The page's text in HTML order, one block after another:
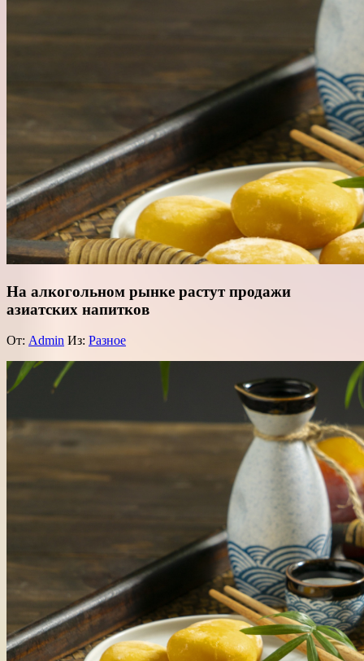
На алкогольном рынке растут продажи
азиатских напитков
От: Admin Из: Разное